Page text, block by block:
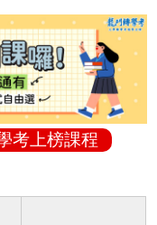
考上榜課程